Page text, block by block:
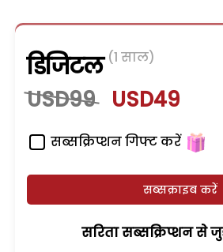
डिजिटल (1 साल)
USD99 USD49
सब्सक्रिप्शन गिफ्ट करें
सब्सक्राइब करें
सरिता सब्सक्रिप्शन से